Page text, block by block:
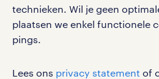
technieken. Wil je geen
plaatsen we enkel functionele
pings.
Lees ons privacy statement of
gebruikersvoorwaarden
privacystatement
cookies